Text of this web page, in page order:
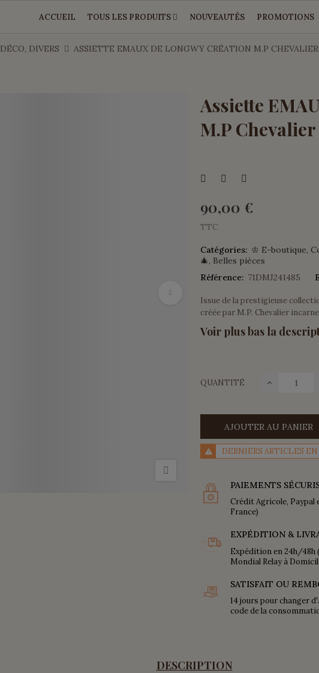
ACCUEIL TOUS LES PRODUITS NOUVEAUTÉS PROMOTIONS
DÉCO, DIVERS ASSIETTE EMAUX DE LONGWY CRÉATION M.P
Assiette
M.P
90,00 €
TTC
Catégories: ♔ E-boutique
🎄 Belles pièces
Référence: 71DMJ241485
Issue de la prestigieuse
créée par M.P. Chevalier
Voir plus bas la
QUANTITÉ
AJOUTER AU PANIER
DERNIERS ARTICLES
PAIEMENTS
Crédit Agricole, Paypal
France)
EXPÉDITION &
Expédition en 24h/48h
Mondial Relay à
SATISFAIT OU
14 jours pour changer
code de la
DESCRIPTION